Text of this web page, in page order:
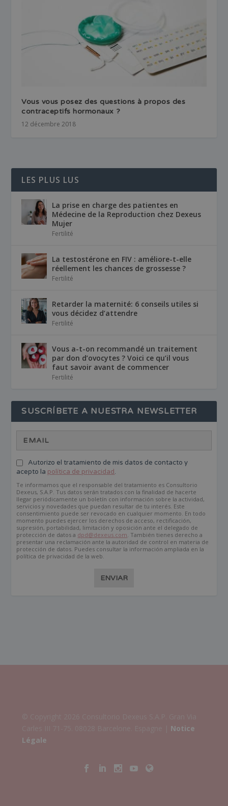
Vous vous posez des questions à propos des
contraceptifs hormonaux ?
12 décembre 2018
LES PLUS LUS
La prise en charge des patientes en
Médecine de la Reproduction chez Dexeus
Mujer
Fertilité
La testostérone en FIV : améliore-t-elle
réellement les chances de grossesse ?
Fertilité
Retarder la maternité: 6 conseils utiles si
vous décidez d’attendre
Fertilité
Vous a-t-on recommandé un traitement
par don d’ovocytes ? Voici ce qu’il vous
faut savoir avant de commencer
Fertilité
SUSCRÍBETE A NUESTRA NEWSLETTER
Autorizo el tratamiento de mis datos de contacto y
acepto la política de privacidad.
Te informamos que el responsable del tratamiento es Consultorio
Dexeus, S.A.P. Tus datos serán tratados con la finalidad de hacerte
llegar periódicamente un boletín con información sobre la actividad,
servicios y novedades que puedan resultar de tu interés. Este
consentimiento puede ser revocado en cualquier momento. En todo
momento puedes ejercer los derechos de acceso, rectificación,
supresión, portabilidad, limitación y oposición ante el delegado de
protección de datos a dpd@dexeus.com . También tienes derecho a
presentar una reclamación ante la autoridad de control en materia de
protección de datos. Puedes consultar la información ampliada en la
política de privacidad de la web.
ENVIAR
Notice
Légale